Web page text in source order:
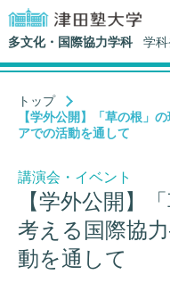
多文化・国際協力学科 学
トップ
【学外公開】「草の根」
アでの活動を通して
講演会・イベント
【学外公開】
考える国際協
動を通して